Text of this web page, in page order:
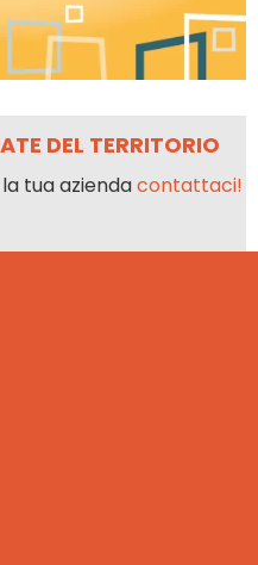
DEL TERRITORIO
tua aziendacontattaci!